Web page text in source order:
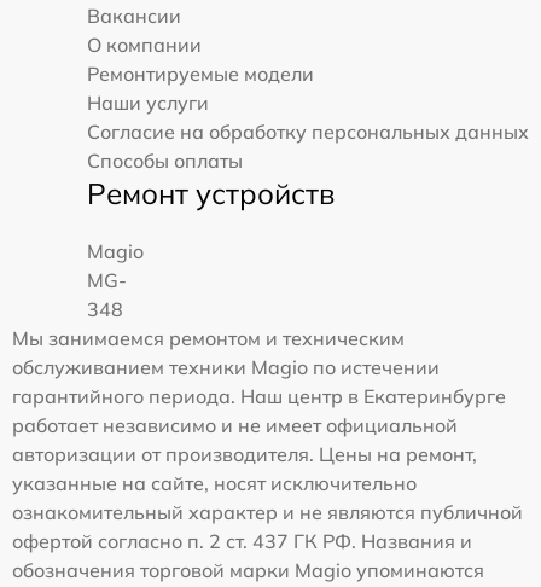
Вакансии
О компании
Ремонтируемые модели
Наши услуги
Согласие на обработку персональных данных
Способы оплаты
Ремонт устройств
Magio
MG-
348
Мы занимаемся ремонтом и техническим
обслуживанием техники Magio по истечении
гарантийного периода. Наш центр в Екатеринбурге
работает независимо и не имеет официальной
авторизации от производителя. Цены на ремонт,
указанные на сайте, носят исключительно
ознакомительный характер и не являются публичной
офертой согласно п. 2 ст. 437 ГК РФ. Названия и
обозначения торговой марки Magio упоминаются